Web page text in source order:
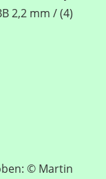
2,2 mm / (4)
© Martin